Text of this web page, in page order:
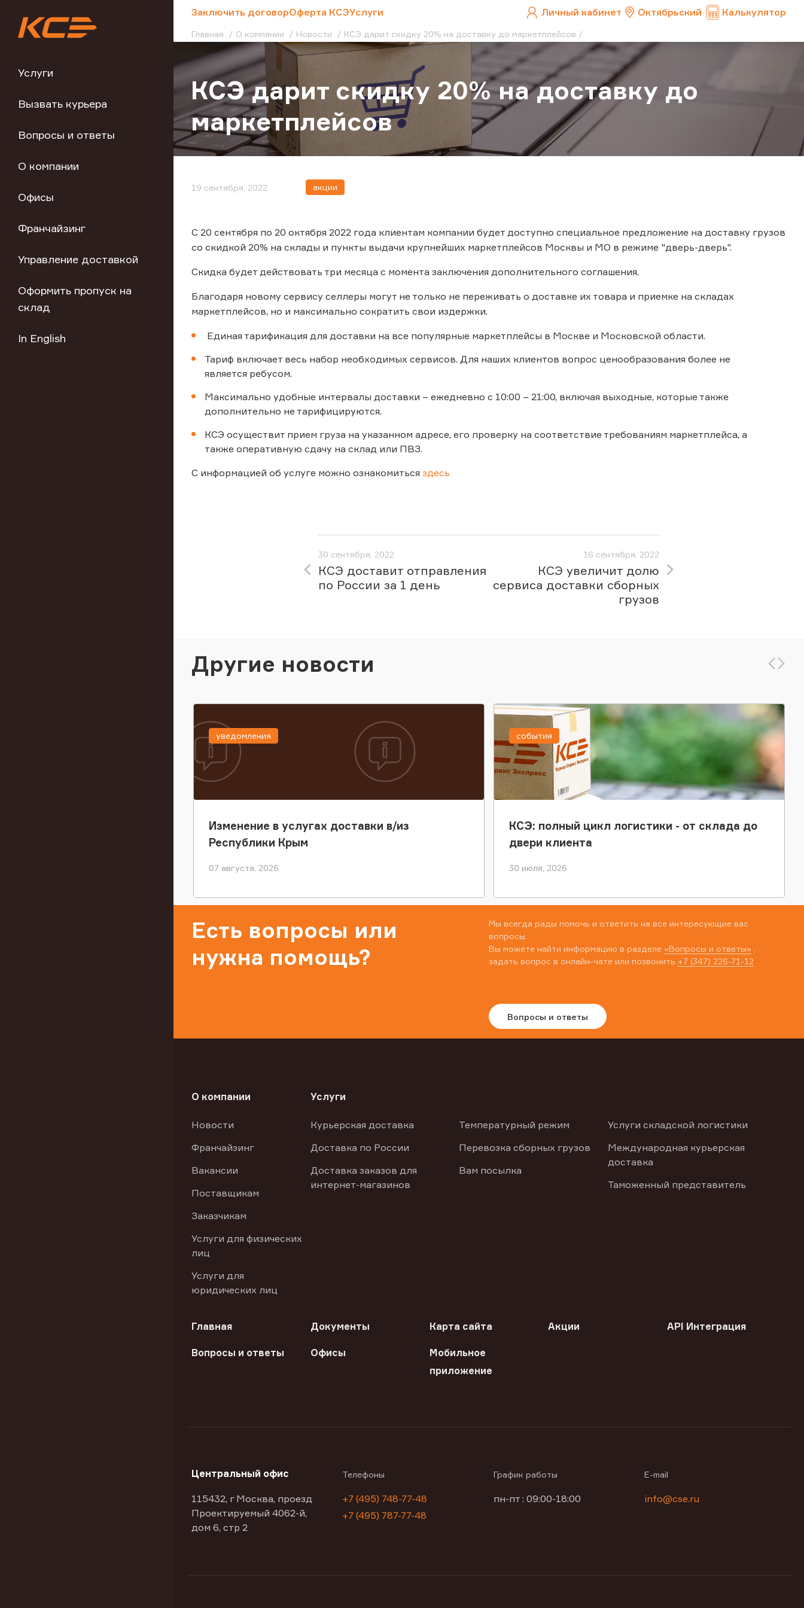
Услуги
Вызвать курьера
Вопросы и ответы
О компании
Офисы
Франчайзинг
Управление доставкой
Оформить пропуск на
склад
In English
Заключить договорОферта КСЭУслуги Личный кабинет Октябрьский Калькулятор
Главная О компании Новости КСЭ дарит скидку 20% на доставку до маркетплейсов
КСЭ дарит скидку 20% на доставку до
маркетплейсов
19 сентября, 2022 акции
С 20 сентября по 20 октября 2022 года клиентам компании будет доступно специальное предложение на доставку грузов
со скидкой 20% на склады и пункты выдачи крупнейших маркетплейсов Москвы и МО в режиме "дверь-дверь".
Скидка будет действовать три месяца с момента заключения дополнительного соглашения.
Благодаря новому сервису селлеры могут не только не переживать о доставке их товара и приемке на складах
маркетплейсов, но и максимально сократить свои издержки.
Единая тарификация для доставки на все популярные маркетплейсы в Москве и Московской области.
Тариф включает весь набор необходимых сервисов. Для наших клиентов вопрос ценообразования более не
является ребусом.
Максимально удобные интервалы доставки – ежедневно с 10:00 – 21:00, включая выходные, которые также
дополнительно не тарифицируются.
КСЭ осуществит прием груза на указанном адресе, его проверку на соответствие требованиям маркетплейса, а
также оперативную сдачу на склад или ПВЗ.
С информацией об услуге можно ознакомиться здесь
30 сентября, 2022
КСЭ доставит отправления
по России за 1 день
16 сентября, 2022
КСЭ увеличит долю
сервиса доставки сборных
грузов
Другие новости
Изменение в услугах доставки в/из
Республики Крым
07 августа, 2026
уведомления
КСЭ: полный цикл логистики - от склада до
двери клиента
30 июля, 2026
события
Есть вопросы или
нужна помощь?
Мы всегда рады помочь и ответить на все интересующие вас
вопросы.
Вы можете найти информацию в разделе «Вопросы и ответы»
задать вопрос в онлайн-чате или позвонить +7 (347) 226-71-12
Вопросы и ответы
О компании
Новости
Франчайзинг
Вакансии
Поставщикам
Заказчикам
Услуги для физических
лиц
Услуги для
юридических лиц
Услуги
Курьерская доставка
Доставка по России
Доставка заказов для
интернет-магазинов
Температурный режим
Перевозка сборных грузов
Вам посылка
Услуги складской логистики
Международная курьерская
доставка
Таможенный представитель
Главная Документы Карта сайта Акции API Интеграция
Вопросы и ответы Офисы
Мобильное
приложение
Центральный офис
115432, г Москва, проезд
Проектируемый 4062-й,
дом 6, стр 2
Телефоны
+7 (495) 748-77-48
+7 (495) 787-77-48
График работы
пн-пт : 09:00-18:00
E-mail
info@cse.ru